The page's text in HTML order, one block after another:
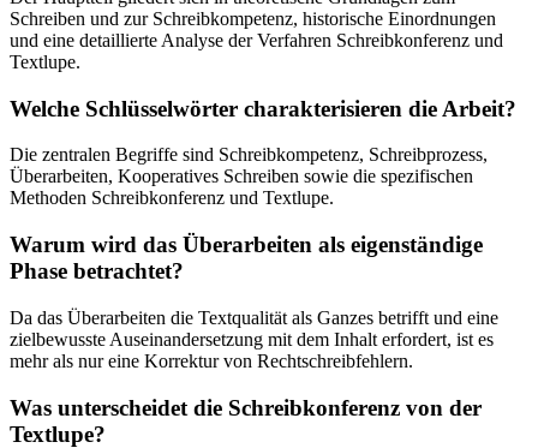
Schreiben und zur Schreibkompetenz, historische Einordnungen
und eine detaillierte Analyse der Verfahren Schreibkonferenz und
Textlupe.
Welche Schlüsselwörter charakterisieren die Arbeit?
Die zentralen Begriffe sind Schreibkompetenz, Schreibprozess,
Überarbeiten, Kooperatives Schreiben sowie die spezifischen
Methoden Schreibkonferenz und Textlupe.
Warum wird das Überarbeiten als eigenständige
Phase betrachtet?
Da das Überarbeiten die Textqualität als Ganzes betrifft und eine
zielbewusste Auseinandersetzung mit dem Inhalt erfordert, ist es
mehr als nur eine Korrektur von Rechtschreibfehlern.
Was unterscheidet die Schreibkonferenz von der
Textlupe?